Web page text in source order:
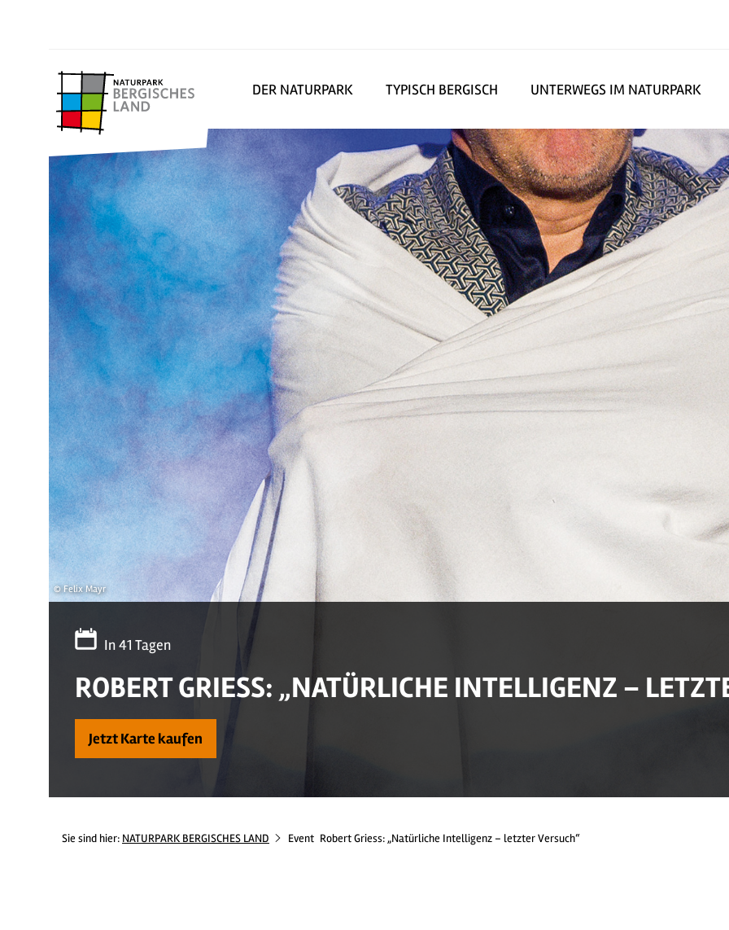
DER NATURPARK TYPISCH BERGISCH UNTERWEGS IM NATURPARK
© Felix Mayr
In 41 Tagen
ROBERT GRIESS: „NATÜRLICHE INTELLIGENZ –
Jetzt Karte kaufen
Sie sind hier: NATURPARK BERGISCHES LAND Event Robert Griess: „Natürliche Intelligenz – letzter Versuch“